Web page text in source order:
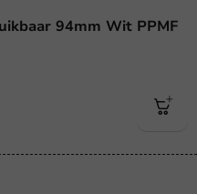
94mm Wit PPMF